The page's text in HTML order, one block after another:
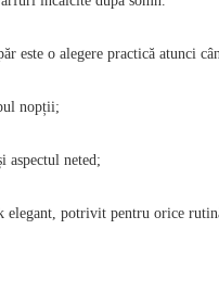
este o alegere practică atunci
nopții;
aspectul neted;
elegant, potrivit pentru orice